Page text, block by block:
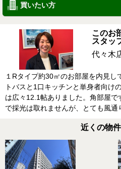
買いたい方
このお
スタッ
代々
１Rタイプ約30㎡のお部屋を内見し
トバスと1口キッチンと単身者向け
は広々12.1帖ありました。角部屋
で採光は取れませんが、とても風通
近くの物